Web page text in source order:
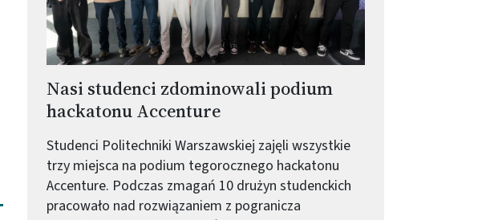
Nasi studenci zdominowali podium
hackatonu Accenture
Studenci Politechniki Warszawskiej zajęli wszystkie
trzy miejsca na podium tegorocznego hackatonu
Accenture. Podczas zmagań 10 drużyn studenckich
pracowało nad rozwiązaniem z pogranicza